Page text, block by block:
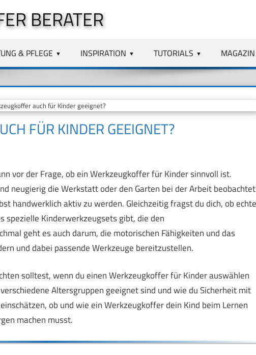
BERATER
& PFLEGE INSPIRATION TUTORIALS MAGAZIN
auch für Kinder geeignet?
FÜR KINDER GEEIGNET?
vor der Frage, ob ein Werkzeugkoffer für Kinder sinnvoll ist.
neugierig die Werkstatt oder den Garten bei der Arbeit beobachtet
handwerklich aktiv zu werden. Gleichzeitig fragst du dich, ob echte
spezielle Kinderwerkzeugsets gibt, die den
geht es auch darum, die motorischen Fähigkeiten und das
und dabei passende Werkzeuge bereitzustellen.
solltest, wenn du einen Werkzeugkoffer für Kinder auswählen
Altersgruppen geeignet sind und wie du Sicherheit mit
ob und wie ein Werkzeugkoffer dein Kind beim Lernen
machen musst.